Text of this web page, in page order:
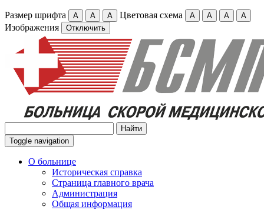
Размер шрифта А А А Цветовая схема А А А А
Изображения Отключить
Toggle navigation
О больнице
Историческая справка
Страница главного врача
Администрация
Общая информация